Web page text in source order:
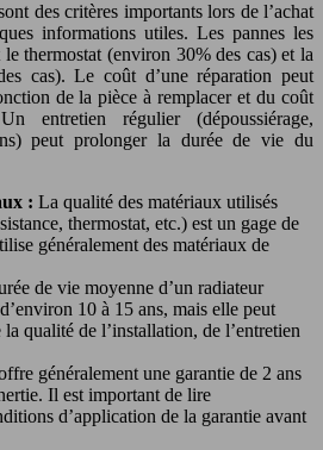
des critères importants lors de l’achat
informations utiles. Les pannes les
thermostat (environ 30% des cas) et la
cas). Le coût d’une réparation peut
de la pièce à remplacer et du coût
entretien régulier (dépoussiérage,
peut prolonger la durée de vie du
: La qualité des matériaux utilisés
thermostat, etc.) est un gage de
généralement des matériaux de
de vie moyenne d’un radiateur
10 à 15 ans, mais elle peut
qualité de l’installation, de l’entretien
généralement une garantie de 2 ans
Il est important de lire
d’application de la garantie avant